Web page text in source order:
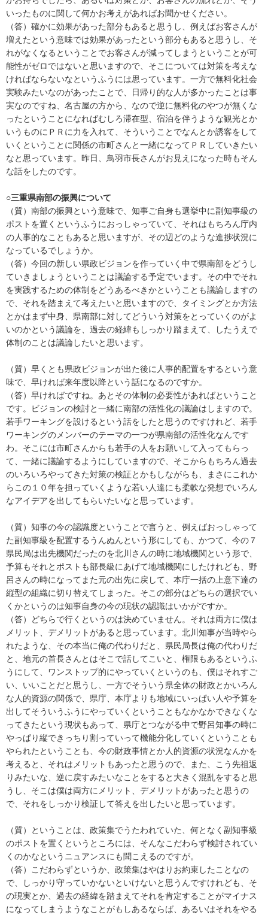
いったものに関して何かお考えがあればお聞かせください。
（答）確かに効果があった部分もあると思うし、例えばお客さんが
増えたという意味では効果があったという部分もあると思うし、そ
れがなくなるということでお客さんが減ってしまうということが可
能性がゼロではないと思いますので、そこについては対策を考えな
ければならないなというふうには思っています。一方で無料化社会
実験みたいなのがあったことで、日帰り的な人が多かったことは事
実なのですね、名古屋の方から、なので逆に無料化のやつが無くな
ったということになればむしろ滞在型、宿泊を伴うような観光とか
いうものにＰＲに力を入れて、そういうことでなんとか誘客をして
いくということに関係の市町さんと一緒になってＰＲしていきたい
なと思っています。昨日、鳥羽市長さんがお見えになった時もそん
な話をしたのです。
○三重県南部の振興について
（質）南部の振興という意味で、知事ご自身も選挙中に副知事級の
ポストを置くというふうにおっしゃっていて、それはもちろん庁内
の人事的なこともあると思いますが、その辺どのような進捗状況に
なっているでしょうか。
（答）今回の新しい県政ビジョンを作っていく中で県南部をどうし
ていきましょうということは議論する予定でいます。その中でそれ
を実践するための体制をどうあるべきかということも議論しますの
で、それを踏まえて考えたいと思いますので、タイミングとか方法
とかはまず中身、県南部に対してどういう対策をとっていくのがよ
いのかという議論を、過去の経緯もしっかり踏まえて、したうえで
体制のことは議論したいと思います。
（質）早くとも県政ビジョンが出た後に人事的配置をするという意
味で、早ければ来年度以降という話になるのですか。
（答）早ければですね。あとその体制の必要性があればということ
です。ビジョンの検討と一緒に南部の活性化の議論はしますので。
若手ワーキングを設けるという話をしたと思うのですけれど、若手
ワーキングのメンバーのテーマの一つが県南部の活性化なんです
わ。そこには市町さんからも若手の人をお願いして入ってもらっ
て、一緒に議論するようにしていますので、そこからもちろん過去
のいろいろやってきた対策の検証とかもしながらも、まさにこれか
らこの１０年を担っていくような若い人達にも柔軟な発想でいろん
なアイデアを出してもらいたいなと思っています。
（質）知事の今の認識度ということで言うと、例えばおっしゃって
た副知事級を配置するうんぬんという形にしても、かつて、今の７
県民局は出先機関だったのを北川さんの時に地域機関という形で、
予算もそれとポストも部長級にあげて地域機関にしたけれども、野
呂さんの時になってまた元の出先に戻して、本庁一括の上意下達の
縦型の組織に切り替えてしまった。そこの部分はどちらの選択でい
くかというのは知事自身の今の現状の認識はいかがですか。
（答）どちらで行くというのは決めていません。それは両方に僕は
メリット、デメリットがあると思っています。北川知事が当時やら
れたような、その本当に俺の代わりだと、県民局長は俺の代わりだ
と、地元の首長さんとはそこで話してこいと、権限もあるというふ
うにして、ワンストップ的にやっていくというのも、僕はそれすご
い、いいことだと思うし、一方でそういう県全体の財政とかいろん
な人的資源の関係で、県庁、本庁よりも地域にいっぱい人や予算を
出してそういうふうにやっていくということもなかなかできなくな
ってきたという現状もあって、県庁とつながる中で野呂知事の時に
やっぱり縦できっちり割っていって機能分化していくということも
やられたということも、今の財政事情とか人的資源の状況なんかを
考えると、それはメリットもあったと思うので、また、こう先祖返
りみたいな、逆に戻すみたいなことをすると大きく混乱をすると思
うし、そこは僕は両方にメリット、デメリットがあったと思うの
で、それをしっかり検証して答えを出したいと思っています。
（質）ということは、政策集でうたわれていた、何となく副知事級
のポストを置くというところには、そんなこだわらず検討されてい
くのかなというニュアンスにも聞こえるのですが。
（答）こだわらずというか、政策集はやはりお約束したことなの
で、しっかり守っていかないといけないと思うんですけれども、そ
の現実とか、過去の経緯を踏まえてそれを肯定することがマイナス
になってしまうようなことがもしあるならば、あるいはそれをやる